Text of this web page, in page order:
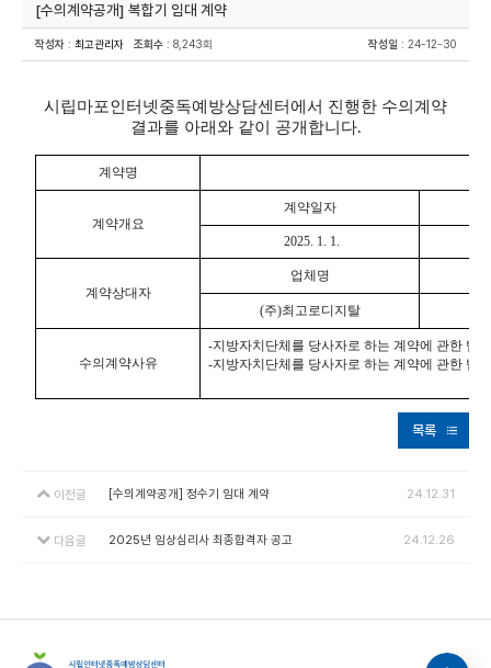
[수의계약공개] 복합기 임대 계약
작성자 : 최고관리자 조회수 : 8,243회 작성일 : 24-12-30
시립마포인터넷중독예방상담센터에서 진행한 수의계약
결과를 아래와 같이 공개합니다.
계약명
계약개요
계약일자
2025. 1. 1.
계약상대자
업체명
(주)최고로디지탈
수의계약사유
-지방자치단체를 당사자로 하는 계약에 관한 법
-지방자치단체를 당사자로 하는 계약에 관한 법
목록
이전글 [수의계약공개] 정수기 임대 계약 24.12.31
다음글 2025년 임상심리사 최종합격자 공고 24.12.26